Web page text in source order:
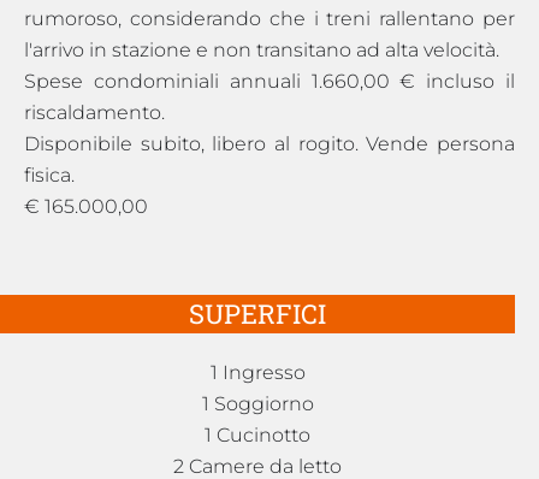
rumoroso, considerando che i treni rallentano per
l'arrivo in stazione e non transitano ad alta velocità.
Spese condominiali annuali 1.660,00 € incluso il
riscaldamento.
Disponibile subito, libero al rogito. Vende persona
fisica.
€ 165.000,00
SUPERFICI
1 Ingresso
1 Soggiorno
1 Cucinotto
2 Camere da letto